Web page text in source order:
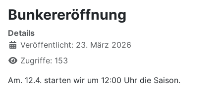
Bunkereröffnung
Details
Veröffentlicht: 23. März 2026
Zugriffe: 153
Am. 12.4. starten wir um 12:00 Uhr die Saison.